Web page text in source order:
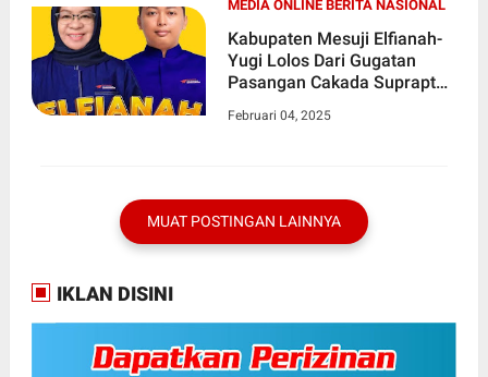
MEDIA ONLINE BERITA NASIONAL
Kabupaten Mesuji Elfianah-
Yugi Lolos Dari Gugatan
Pasangan Cakada Suprapto
Putusan Dismissal MK di
Februari 04, 2025
MUAT POSTINGAN LAINNYA
IKLAN DISINI